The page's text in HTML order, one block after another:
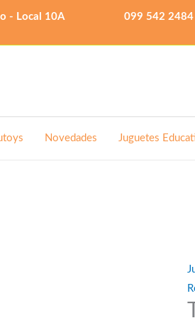
- Local 10A 099 542 2484
Novedades Juguetes